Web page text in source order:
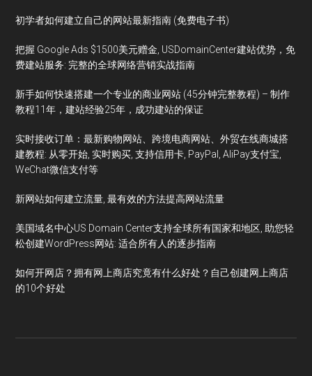
初学者如何建立自己的网站最新指南 (免费电子书)
把握 Google Ads $1500美元赠金, USDomainCenter建站优势，免
费建站服务: 完整的全球网络营销实战指南
新手如何快速搭建一个专业的商业网站 (45分钟完整教程) – 制作
教程11年，建站经验25年，成功建站的保证
实时接收订单：最新购物网站、跨境电商网站、外贸在线商城搭
建教程: 从零开始, 实时购买, 支持信用卡, PayPal, AliPay支付宝,
WeChat微信支付等
新网站如何建立流量, 最有效的方法提高网站流量
美国域名中心US Domain Center支持全球所有国家和地区, 助您轻
松创建WordPress网站: 适合所有人的逐步指南
如何开网店？拥有网上商店究竟有什么好处？自己创建网上商店
的10个好处